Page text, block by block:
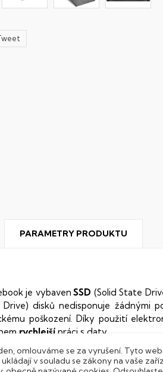
PARAMETRY PRODUKTU
je vybaven SSD (Solid State
Drive) disků nedisponuje žádnými
poškození. Díky použití
rychlejší práci s daty.
klávesnice
omlouváme se za vyrušení. Tyto
v souladu se zákony na vaše